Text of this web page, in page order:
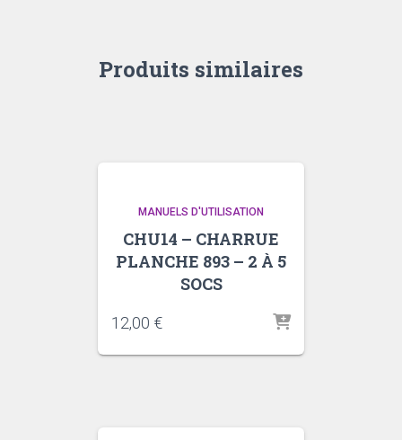
Produits similaires
MANUELS D'UTILISATION
CHU14 – CHARRUE
PLANCHE 893 – 2 À 5
SOCS
12,00 €